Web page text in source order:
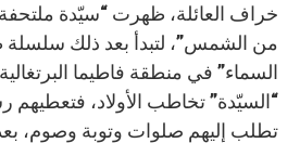
خراف العائلة، ظهرت “سيّدة ملتحفة
من الشمس”، لتبدأ بعد ذلك
السماء” في منطقة فاطيما
“السيّدة” تخاطب الأولاد، فتعطيهم
تطلب إليهم صلوات وتوبة وصوم،